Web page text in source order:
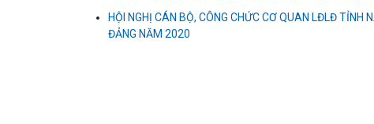
HỘI NGHỊ CÁN BỘ, CÔNG CHỨC CƠ QUAN LĐLĐ TỈNH
ĐẢNG NĂM 2020